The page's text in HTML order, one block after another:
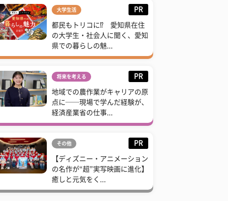
大学生活 PR
都民もトリコに⁉ 愛知県在住
の大学生・社会人に聞く、愛知
県での暮らしの魅...
将来を考える PR
地域での農作業がキャリアの原
点に──現場で学んだ経験が、
経済産業省の仕事...
その他 PR
【ディズニー・アニメーション
の名作が“超”実写映画に進化】
癒しと元気をく...